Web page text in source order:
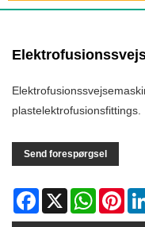
plastelektrofusionsfittings.
Send forespørgsel
Facebook
X WhatsApp